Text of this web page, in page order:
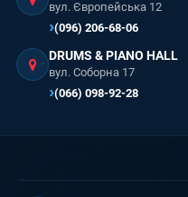
вул. Європейська 12
(096) 206-68-06
DRUMS & PIANO HALL
вул. Соборна 17
(066) 098-92-28